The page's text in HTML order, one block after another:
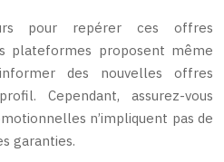
pour repérer ces offres
plateformes proposent même
des nouvelles offres
Cependant, assurez-vous
n’impliquent pas de
garanties.